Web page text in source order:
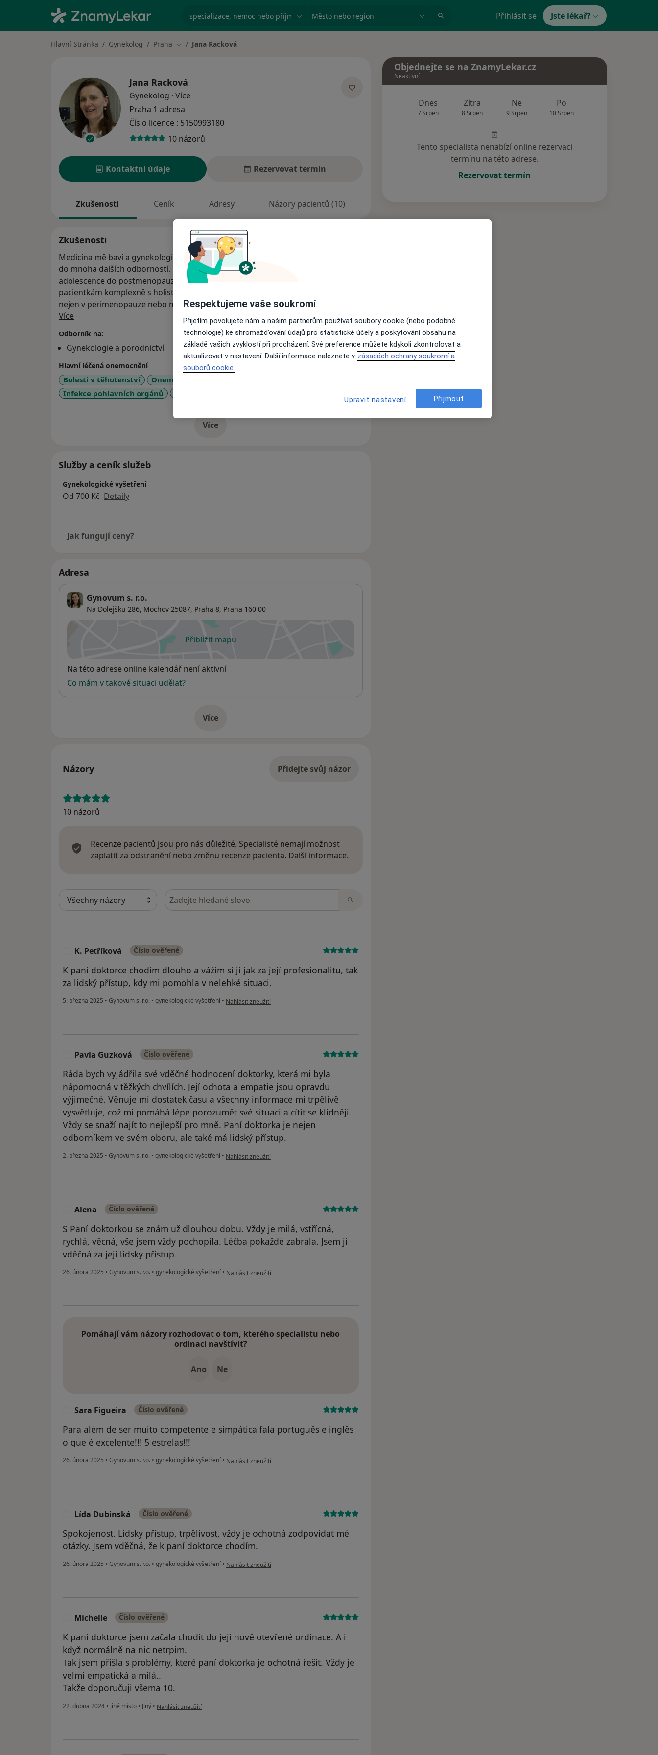
specializace, nemoc nebo příjmení Město nebo region Přihlásit se Jste lékař?
Hlavní Stránka Gynekolog Praha Změna města
Jana Racková
Jana Racková
Gynekolog · Více
Praha 1 adresa
Číslo licence : 5150993180
10 názorů
Kontaktní údaje Rezervovat termín
Zkušenosti Ceník Adresy Názory pacientů (10)
Zkušenosti
Medicína mě baví a gynekologie-porodnictví je úžasný obor se širokým záběrem
do mnoha dalších odborností. Nejvíce mne zajímají endokrinologické poruchy od
adolescence do postmenopauzy v souvislosti s longevity. Věnujeme se
pacientkám komplexně s holistickým přístupem. Řešíme potíže s menstruací
nejen v perimenopauze nebo menopauze.
Více
Odborník na:
Gynekologie a porodnictví
Hlavní léčená onemocnění
Bolesti v těhotenství Onemocnění děložního čípku
Infekce pohlavních orgánů
Víceo zkušenostech
Služby a ceník služeb
Gynekologické vyšetření
Od 700 Kč Detaily
Jak fungují ceny?
Adresa
Gynovum s. r.o.
Na Dolejšku 286, Mochov 25087, Praha 8, Praha 160 00
Přiblížit mapuse otevře v nové záložce
Dostupnost
Na této adrese online kalendář není aktivní
Co mám v takové situaci udělat?
Víceo adrese
Názory Přidejte svůj názor
10 názorů
Recenze pacientů jsou pro nás důležité. Specialisté nemají možnost
zaplatit za odstranění nebo změnu recenze pacienta. Další informace.
Hledejte v názorech
K. Petříková Číslo ověřené
K paní doktorce chodím dlouho a vážím si jí jak za její profesionalitu, tak
za lidský přístup, kdy mi pomohla v nelehké situaci.
5. března 2025 • Gynovum s. r.o. • gynekologické vyšetření • podle názoru uživatele K. Petříková
Nahlásit zneužití
Pavla Guzková Číslo ověřené
Ráda bych vyjádřila své vděčné hodnocení doktorky, která mi byla
nápomocná v těžkých chvílích. Její ochota a empatie jsou opravdu
výjimečné. Věnuje mi dostatek času a všechny informace mi trpělivě
vysvětluje, což mi pomáhá lépe porozumět své situaci a cítit se klidněji.
Vždy se snaží najít to nejlepší pro mně. Paní doktorka je nejen
odborníkem ve svém oboru, ale také má lidský přístup.
2. března 2025 • Gynovum s. r.o. • gynekologické vyšetření • podle názoru uživatele Pavla Guzková
Nahlásit zneužití
Alena Číslo ověřené
S Paní doktorkou se znám už dlouhou dobu. Vždy je milá, vstřícná,
rychlá, věcná, vše jsem vždy pochopila. Léčba pokaždé zabrala. Jsem ji
vděčná za její lidsky přístup.
26. února 2025 • Gynovum s. r.o. • gynekologické vyšetření • podle názoru uživatele Alena
Nahlásit zneužití
Pomáhají vám názory rozhodovat o tom, kterého specialistu nebo
ordinaci navštívit?
Ano Ne
Sara Figueira Číslo ověřené
Para além de ser muito competente e simpática fala português e inglês
o que é excelente!!! 5 estrelas!!!
26. února 2025 • Gynovum s. r.o. • gynekologické vyšetření • podle názoru uživatele Sara Figueira
Nahlásit zneužití
Lída Dubinská Číslo ověřené
Spokojenost. Lidský přístup, trpělivost, vždy je ochotná zodpovídat mé
otázky. Jsem vděčná, že k paní doktorce chodím.
26. února 2025 • Gynovum s. r.o. • gynekologické vyšetření • podle názoru uživatele Lída Dubinská
Nahlásit zneužití
Michelle Číslo ověřené
K paní doktorce jsem začala chodit do její nově otevřené ordinace. A i
když normálně na nic netrpim.
Tak jsem přišla s problémy, které paní doktorka je ochotná řešit. Vždy je
velmi empatická a milá..
Takže doporučuji všema 10.
22. dubna 2024 • jiné místo • Jiný • podle názoru uživatele Michelle
Nahlásit zneužití
Objednejte se na ZnamyLekar.cz
Neaktivní
Dnes
7 Srpen
Zítra
8 Srpen
Ne
9 Srpen
Po
10 Srpen
Tento specialista nenabízí online rezervaci
termínu na této adrese.
Rezervovat termín
Respektujeme vaše soukromí
Přijetím povolujete nám a našim partnerům používat soubory cookie (nebo podobné
technologie) ke shromažďování údajů pro statistické účely a poskytování obsahu na
základě vašich zvyklostí při procházení. Své preference můžete kdykoli zkontrolovat a
aktualizovat v nastavení. Další informace naleznete v zásadách ochrany soukromí a
souborů cookie.
Upravit nastavení Přijmout